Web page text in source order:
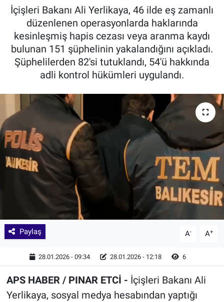
İçişleri Bakanı Ali Yerlikaya, 46 ilde eş zamanlı
düzenlenen operasyonlarda haklarında
kesinleşmiş hapis cezası veya aranma kaydı
bulunan 151 şüphelinin yakalandığını açıkladı.
Şüphelilerden 82'si tutuklandı, 54'ü hakkında
adli kontrol hükümleri uygulandı.
Paylaş A- A+
28.01.2026 - 09:34 28.01.2026 - 12:18 6
APS HABER / PINAR ETCİ - İçişleri Bakanı Ali
Yerlikaya, sosyal medya hesabından yaptığı